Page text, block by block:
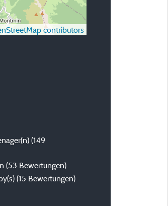
contributors
(149
(53 Bewertungen)
(15 Bewertungen)